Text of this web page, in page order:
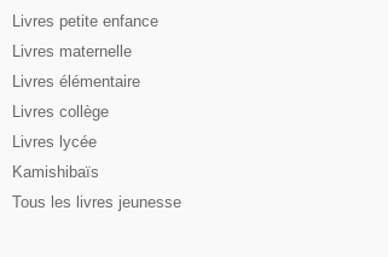
Livres petite enfance
Livres maternelle
Livres élémentaire
Livres collège
Livres lycée
Kamishibaïs
Tous les livres jeunesse